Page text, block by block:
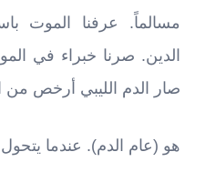
مسالماً. عرفنا الموت
الدين. صرنا خبراء في
صار الدم الليبي أرخص من
هو (عام الدم). عندما